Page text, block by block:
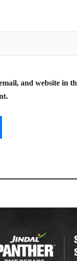
and website in